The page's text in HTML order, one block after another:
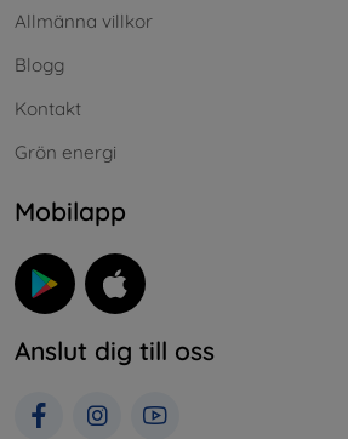
Allmänna villkor
Blogg
Kontakt
Grön energi
Mobilapp
Anslut dig till oss